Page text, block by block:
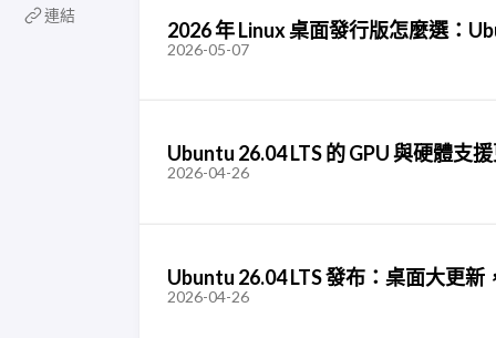
連結
2026 年 Linux 桌面發行版怎麼選：
2026-05-07
Ubuntu 26.04 LTS 的 GPU 與硬體支
2026-04-26
Ubuntu 26.04 LTS 發布：桌面大更新
2026-04-26